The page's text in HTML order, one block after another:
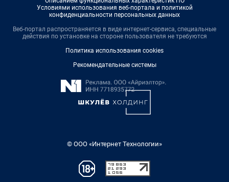
Условиями использования веб-портала и политикой
конфиденциальности персональных данных
Веб-портал распространяется в виде интернет-сервиса, специальные
действия по установке на стороне пользователя не требуются
Политика использования cookies
Рекомендательные системы
© ООО «Интернет Технологии»